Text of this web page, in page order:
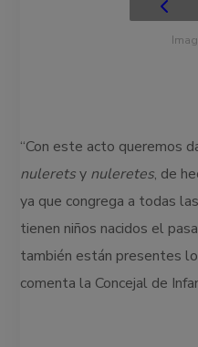
“Con este acto queremos
nuleretsy nuleretes, de
ya que congrega a todas
tienen niños nacidos el
también están presentes
comenta la Concejal de